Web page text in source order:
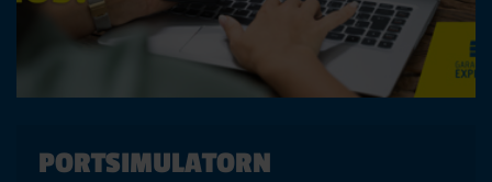
PORTSIMULATORN